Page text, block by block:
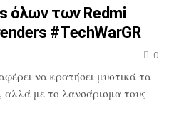
όλων των Redmi
#TechWarGR
0
να κρατήσει μυστικά τα
αλλά με το λανσάρισμα τους